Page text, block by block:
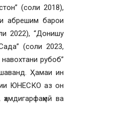
(соли 2018),
абрешим барои
2022), “Донишу
(соли 2023,
рубоб”
Ҳамаи ин
ЮНЕСКО аз он
ва